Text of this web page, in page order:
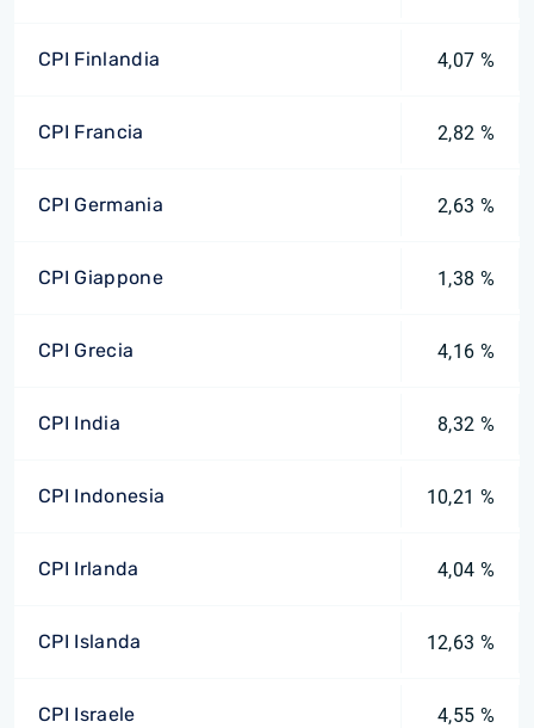
CPI Finlandia 4,07 %
CPI Francia 2,82 %
CPI Germania 2,63 %
CPI Giappone 1,38 %
CPI Grecia 4,16 %
CPI India 8,32 %
CPI Indonesia 10,21 %
CPI Irlanda 4,04 %
CPI Islanda 12,63 %
CPI Israele 4,55 %